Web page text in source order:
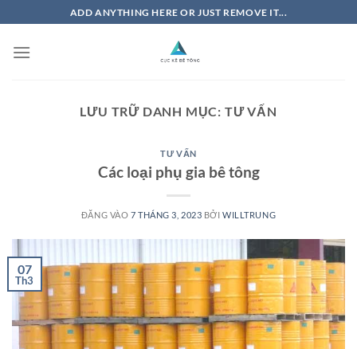
qua
nội
ADD ANYTHING HERE OR JUST REMOVE IT...
LƯU TRỮ DANH MỤC: TƯ VẤN
TƯ VẤN
Các loại phụ gia bê tông
ĐĂNG VÀO 7 THÁNG 3, 2023 BỞIWILLTRUNG
07
Th3